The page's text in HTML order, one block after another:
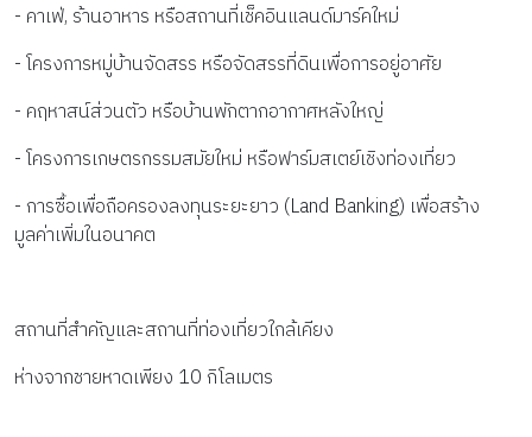
- คาเฟ่, ร้านอาหาร หรือสถานที่เช็คอินแลนด์มาร์คใหม่
- โครงการหมู่บ้านจัดสรร หรือจัดสรรที่ดินเพื่อการอยู่อาศัย
- คฤหาสน์ส่วนตัว หรือบ้านพักตากอากาศหลังใหญ่
- โครงการเกษตรกรรมสมัยใหม่ หรือฟาร์มสเตย์เชิงท่องเที่ยว
- การซื้อเพื่อถือครองลงทุนระยะยาว (Land Banking) เพื่อสร้าง
มูลค่าเพิ่มในอนาคต
สถานที่สำคัญและสถานที่ท่องเที่ยวใกล้เคียง
ห่างจากชายหาดเพียง 10 กิโลเมตร